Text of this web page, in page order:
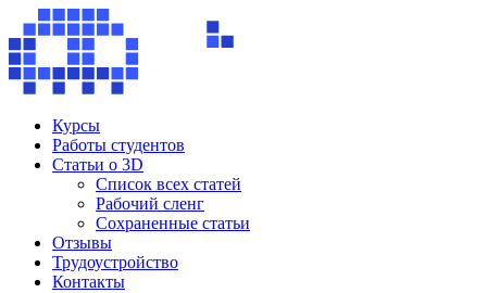
Курсы
Работы студентов
Статьи о 3D
Список всех статей
Рабочий сленг
Сохраненные статьи
Отзывы
Трудоустройство
Контакты